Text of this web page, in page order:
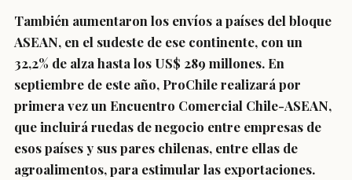
También aumentaron los envíos a países del bloque
ASEAN, en el sudeste de ese continente, con un
32,2% de alza hasta los US$ 289 millones. En
septiembre de este año, ProChile realizará por
primera vez un Encuentro Comercial Chile-ASEAN,
que incluirá ruedas de negocio entre empresas de
esos países y sus pares chilenas, entre ellas de
agroalimentos, para estimular las exportaciones.